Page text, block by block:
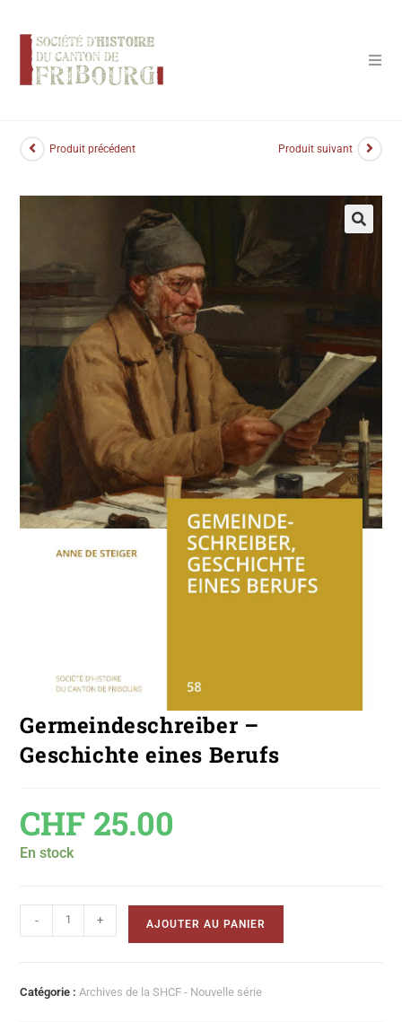
Produit précédent Produit suivant
Germeindeschreiber –
Geschichte eines Berufs
CHF 25.00
En stock
- + AJOUTER AU PANIER
Catégorie : Archives de la SHCF - Nouvelle série